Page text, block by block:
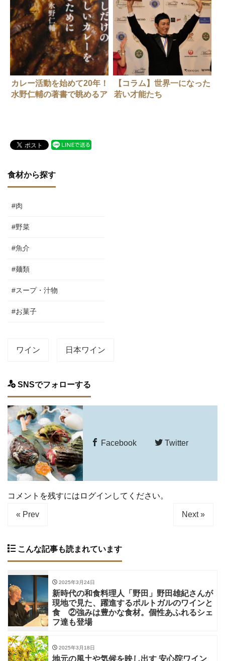
カレー活動を始めて20年！
水野仁輔の著書で眺めるア
【コラム】世界一になった
若い才能たち
食材から探す
#肉
#野菜
#魚介
#麺類
#スープ・汁物
#お菓子
ワイン 日本ワイン
SNSでフォローする
Facebook Twitter
コメントを残すにはログインしてください。
« Prev Next »
こんな記事も読まれています
2025年3月24日
新時代の和食料理人「野田」野田雄紀さんが
現地で見た、躍進するポルトガルのワインと
食 ②強みは豊かな食材。個性あふれるシェ
フ達も登場
2025年3月18日
地元の風土や気候を映し出す 安心院ワイン